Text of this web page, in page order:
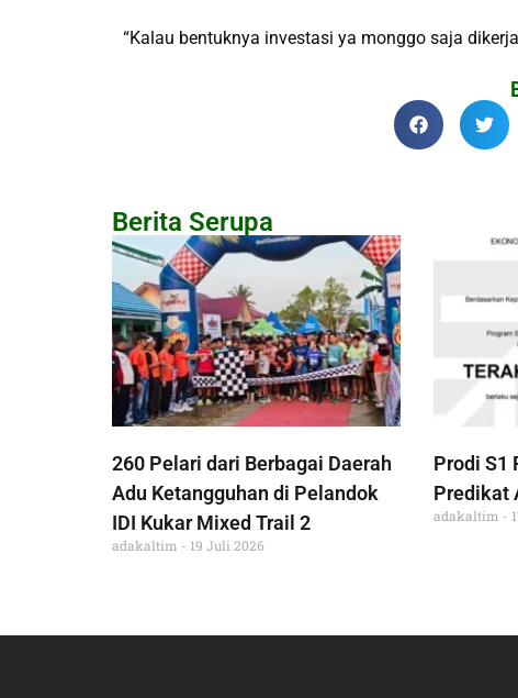
“Kalau bentuknya investasi ya monggo saja
Berita Serupa
260 Pelari dari Berbagai Daerah
Adu Ketangguhan di Pelandok
IDI Kukar Mixed Trail 2
adakaltim 19 Juli 2026
Prodi S1
Predikat
adakaltim